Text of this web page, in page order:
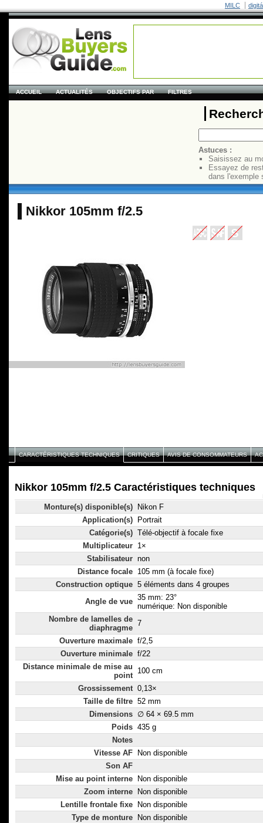
MILC
ACCUEIL ACTUALITÉS OBJECTIFS PAR FILTRES
Astuces :
Saisissez au
Essayez de
dans
Nikkor 105mm f/2.5
CARACTÉRISTIQUES TECHNIQUES CRITIQUES AVIS DE CONSOMMATEURS
Nikkor 105mm f/2.5 Caractéristiques techniques
Monture(s) disponible(s)
Nikon F
Application(s)
Portrait
Catégorie(s) Télé-objectif à focale fixe
Multiplicateur 1×
Stabilisateur non
Distance focale 105 mm (à focale fixe)
Construction optique 5 éléments dans 4 groupes
Angle de vue 35 mm: 23°
numérique: Non disponible
Nombre de lamelles de
diaphragme
7
Ouverture maximale f/2,5
Ouverture minimale f/22
Distance minimale de mise au
point
100 cm
Grossissement 0,13×
Taille de filtre 52 mm
Dimensions ∅ 64 × 69.5 mm
Poids 435 g
Notes
Vitesse AF
Non disponible
Son AF
Mise au point interne
Non disponible
Zoom interne
Non disponible
Lentille frontale fixe
Non disponible
Type de monture
Non disponible